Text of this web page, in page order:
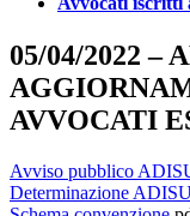
05/04/2022 –
AVVOCATI
Avviso pubblico
Determinazione